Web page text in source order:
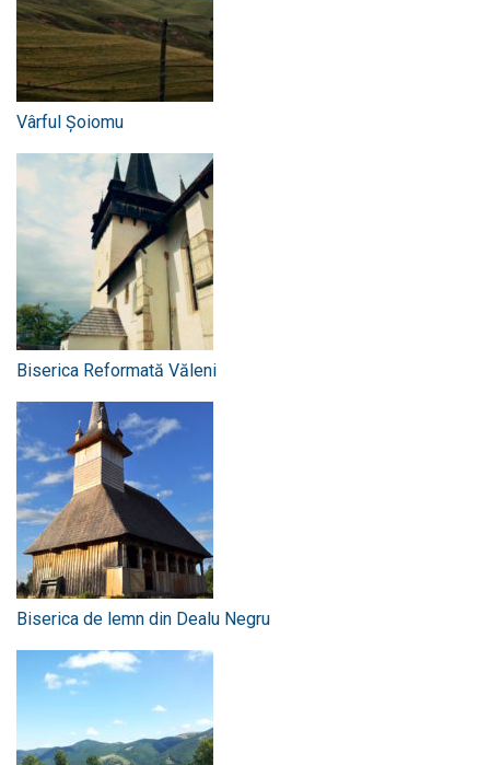
Vârful Șoiomu
Biserica Reformată Văleni
Biserica de lemn din Dealu Negru